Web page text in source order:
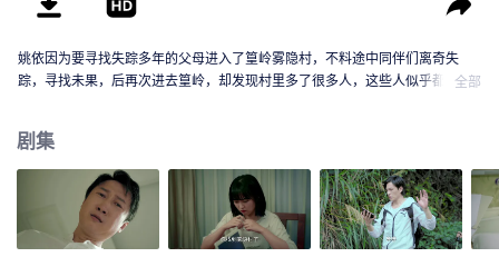
姚依因为要寻找失踪多年的父母进入了篁岭雾隐村，不料途中同伴们离奇失
踪，寻找未果，后再次进去篁岭，却发现村里多了很多人，这些人似乎都跟一
全部
剧集